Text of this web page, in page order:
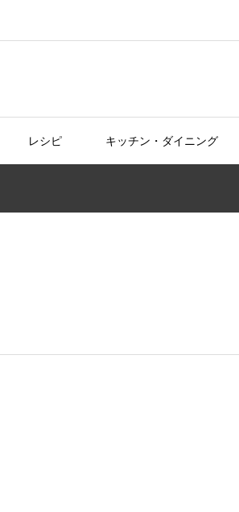
レシピ キッチン・ダイニング